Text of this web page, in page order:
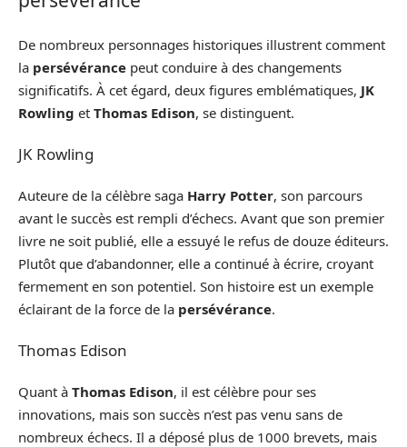
De nombreux personnages historiques illustrent comment
la persévérance peut conduire à des changements
significatifs. À cet égard, deux figures emblématiques, JK
Rowling et Thomas Edison, se distinguent.
JK Rowling
Auteure de la célèbre saga Harry Potter, son parcours
avant le succès est rempli d’échecs. Avant que son premier
livre ne soit publié, elle a essuyé le refus de douze éditeurs.
Plutôt que d’abandonner, elle a continué à écrire, croyant
fermement en son potentiel. Son histoire est un exemple
éclairant de la force de la persévérance.
Thomas Edison
Quant à Thomas Edison, il est célèbre pour ses
innovations, mais son succès n’est pas venu sans de
nombreux échecs. Il a déposé plus de 1000 brevets, mais